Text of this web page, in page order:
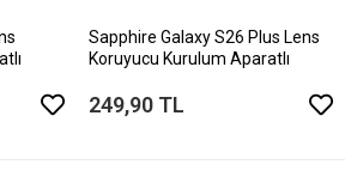
Sapphire Galaxy S26 Plus Lens
Koruyucu Kurulum Aparatlı
249,90 TL